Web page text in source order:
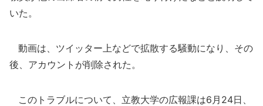
いた。
動画は、ツイッター上などで拡散する騒動になり、その
後、アカウントが削除された。
このトラブルについて、立教大学の広報課は6月24日、